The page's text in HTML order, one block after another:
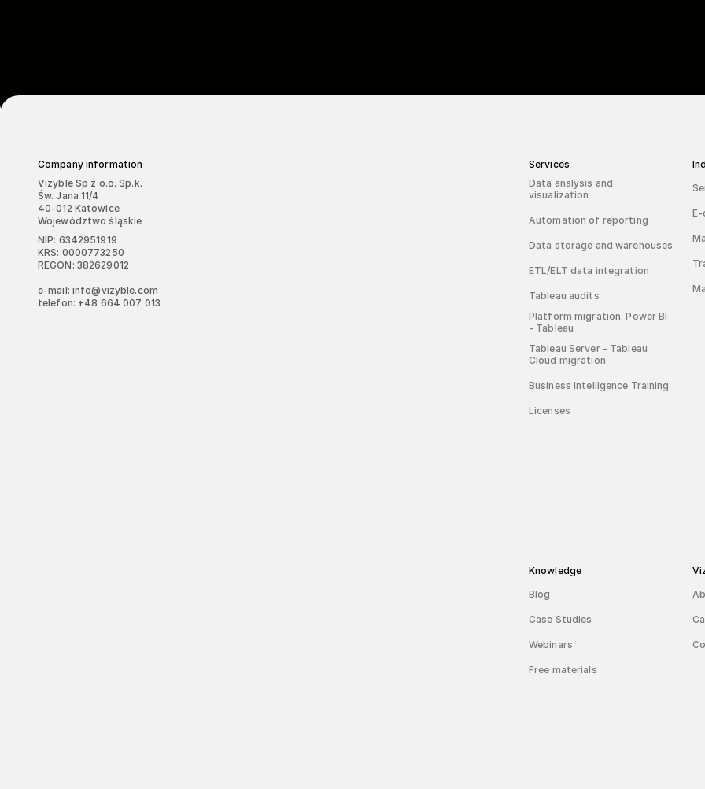
Company information
Vizyble Sp z o.o. Sp.k.
Św. Jana 11/4
40-012 Katowice
Województwo śląskie
NIP: 6342951919
KRS: 0000773250
REGON: 382629012
e-mail: info@vizyble.com
telefon: +48 664 007 013
Services
Data analysis and
visualization
Automation of reporting
Data storage and warehouses
ETL/ELT data integration
Tableau audits
Platform migration. Power BI
- Tableau
Tableau Server - Tableau
Cloud migration
Business Intelligence Training
Licenses
E-
Knowledge
Blog
Case Studies
Webinars
Free materials